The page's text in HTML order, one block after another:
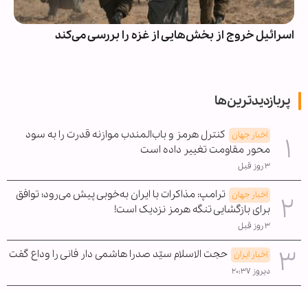
اسرائیل خروج از بخش‌هایی از غزه را بررسی می‌کند
پربازدیدترین‌ها
اخبار جهان کنترل هرمز و باب‌المندب موازنه قدرت را به سود
محور مقاومت تغییر داده است
۳ روز قبل
اخبار جهان ترامپ: مذاکرات با ایران به‌خوبی پیش می‌رود؛ توافق
برای بازگشایی تنگه هرمز نزدیک است!
۳ روز قبل
اخبار ایران حجت الاسلام سیّد صدرا هاشمی دار فانی را وداع گفت
دیروز ۲۰:۳۷